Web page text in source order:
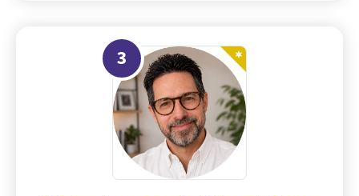
3